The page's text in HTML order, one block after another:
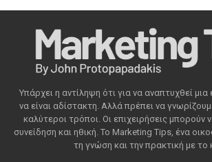
Υπάρχει η αντίληψη ότι για να αναπτυχθεί μια
να είναι αδίστακτη. Αλλά πρέπει να
καλύτεροι τρόποι. Οι επιχειρήσεις μπορούν
συνείδηση ​​και ηθική. Το Marketing Tips, ένα
τη γνώση και την πρακτική με το